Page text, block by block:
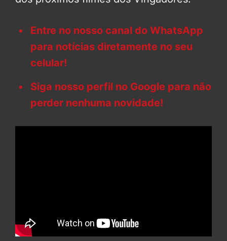
Entre no nosso canal do WhatsApp
para notícias diretamente no seu
celular!
Siga nosso perfil no Google para não
perder nenhuma novidade!